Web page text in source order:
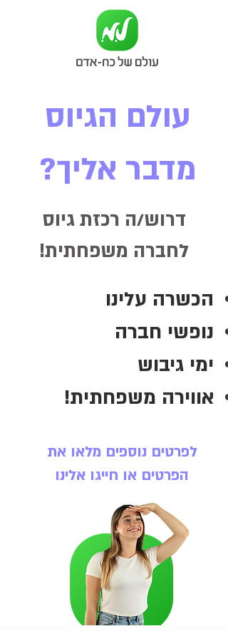
עולם הגיוס
מדבר אליך?
דרוש/ה רכזת גיוס
לחברה משפחתית!
הכשרה עלינו
נופשי חברה
ימי גיבוש
אווירה משפחתית!
לפרטים נוספים מלאו את
הפרטים או חייגו אלינו